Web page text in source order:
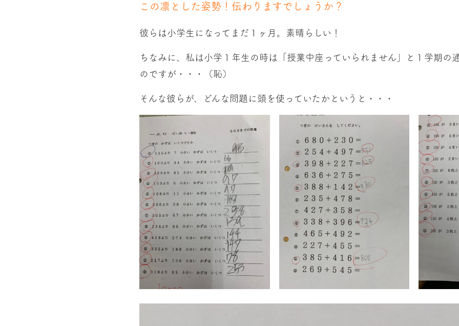
この凛とした姿勢！伝わりますでしょうか？
彼らは小学生になってまだ１ヶ月。素晴らしい！
ちなみに、私は小学１年生の時は「授業中座っていられません」と１学期の
のですが・・・（恥）
そんな彼らが、どんな問題に頭を使っていたかというと・・・